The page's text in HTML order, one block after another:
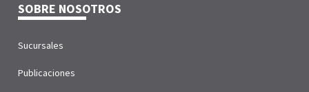
SOBRE NOSOTROS
Sucursales
Publicaciones